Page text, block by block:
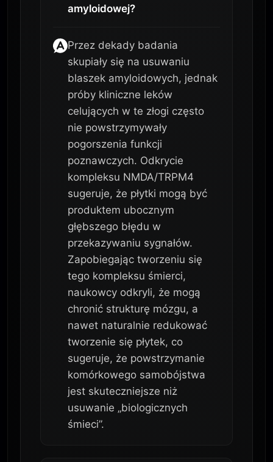
amyloidowej?
Przez dekady badania
skupiały się na usuwaniu
blaszek amyloidowych, jednak
próby kliniczne leków
celujących w te złogi często
nie powstrzymywały
pogorszenia funkcji
poznawczych. Odkrycie
kompleksu NMDA/TRPM4
sugeruje, że płytki mogą być
produktem ubocznym
głębszego błędu w
przekazywaniu sygnałów.
Zapobiegając tworzeniu się
tego kompleksu śmierci,
naukowcy odkryli, że mogą
chronić strukturę mózgu, a
nawet naturalnie redukować
tworzenie się płytek, co
sugeruje, że powstrzymanie
komórkowego samobójstwa
jest skuteczniejsze niż
usuwanie „biologicznych
śmieci”.